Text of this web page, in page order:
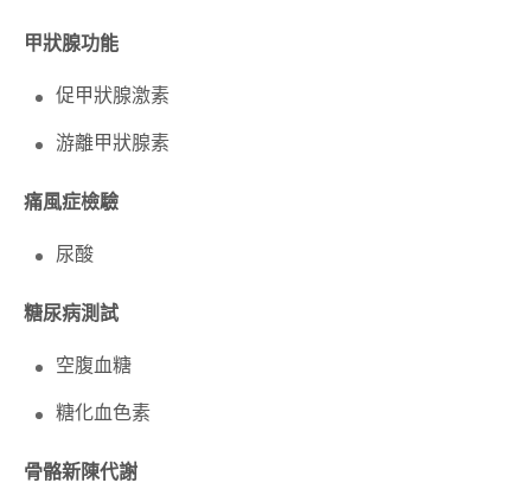
甲狀腺功能
促甲狀腺激素
游離甲狀腺素
痛風症檢驗
尿酸
糖尿病測試
空腹血糖
糖化血色素
骨骼新陳代謝